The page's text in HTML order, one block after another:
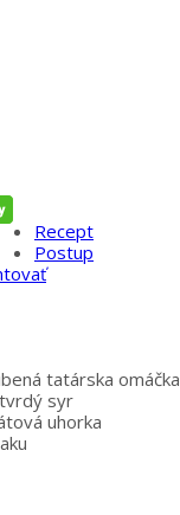
Recept
Postup
tatárska omáčka
syr
uhorka